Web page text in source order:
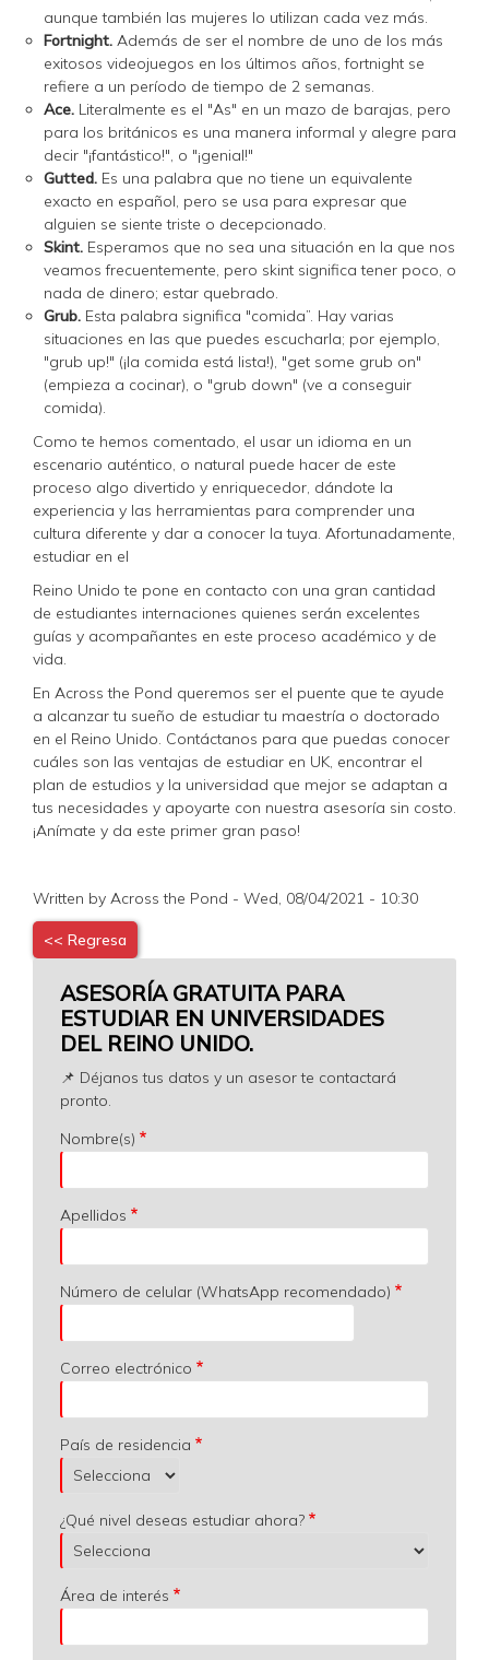
aunque también las mujeres lo utilizan cada vez más.
Fortnight. Además de ser el nombre de uno de los más
exitosos videojuegos en los últimos años, fortnight se
refiere a un período de tiempo de 2 semanas.
Ace. Literalmente es el "As" en un mazo de barajas, pero
para los británicos es una manera informal y alegre para
decir "¡fantástico!", o "¡genial!"
Gutted. Es una palabra que no tiene un equivalente
exacto en español, pero se usa para expresar que
alguien se siente triste o decepcionado.
Skint. Esperamos que no sea una situación en la que nos
veamos frecuentemente, pero skint significa tener poco, o
nada de dinero; estar quebrado.
Grub. Esta palabra significa "comida”. Hay varias
situaciones en las que puedes escucharla; por ejemplo,
"grub up!" (¡la comida está lista!), "get some grub on"
(empieza a cocinar), o "grub down" (ve a conseguir
comida).
Como te hemos comentado, el usar un idioma en un
escenario auténtico, o natural puede hacer de este
proceso algo divertido y enriquecedor, dándote la
experiencia y las herramientas para comprender una
cultura diferente y dar a conocer la tuya. Afortunadamente,
estudiar en el
Reino Unido te pone en contacto con una gran cantidad
de estudiantes internaciones quienes serán excelentes
guías y acompañantes en este proceso académico y de
vida.
En Across the Pond queremos ser el puente que te ayude
a alcanzar tu sueño de estudiar tu maestría o doctorado
en el Reino Unido. Contáctanos para que puedas conocer
cuáles son las ventajas de estudiar en UK, encontrar el
plan de estudios y la universidad que mejor se adaptan a
tus necesidades y apoyarte con nuestra asesoría sin costo.
¡Anímate y da este primer gran paso!
Written by Across the Pond - Wed, 08/04/2021 - 10:30
<< Regresa
ASESORÍA GRATUITA PARA
ESTUDIAR EN UNIVERSIDADES
DEL REINO UNIDO.
📌 Déjanos tus datos y un asesor te contactará
pronto.
Nombre(s)
Apellidos
Número de celular (WhatsApp recomendado)
Correo electrónico
País de residencia
¿Qué nivel deseas estudiar ahora?
Área de interés